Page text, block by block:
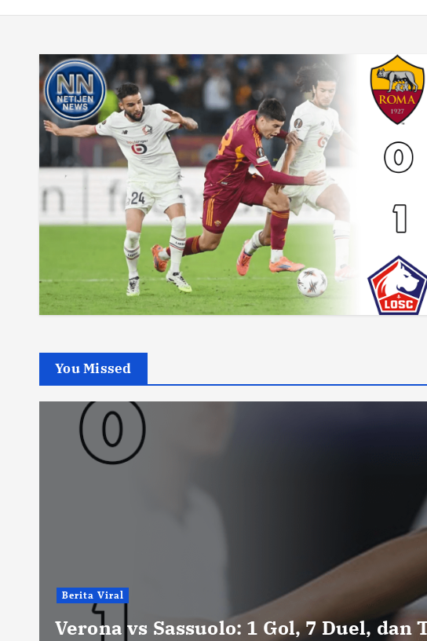
You Missed
Berita Viral
Verona vs Sassuolo: 1 Gol, 7 Duel, dan